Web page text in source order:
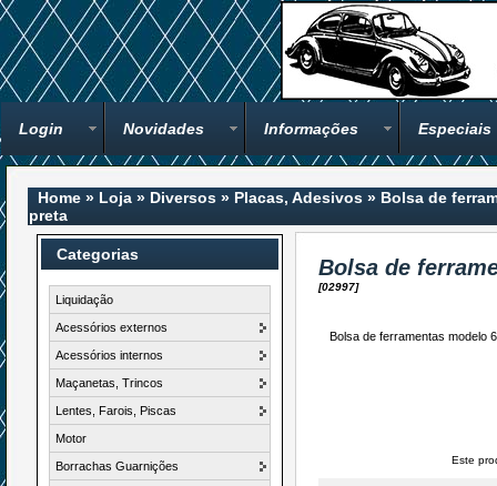
Login Novidades Informações Especiais
Home » Loja » Diversos » Placas, Adesivos » Bolsa de
preta
Categorias
Liquidação
Acessórios externos
Acessórios internos
Maçanetas, Trincos
Lentes, Farois, Piscas
Motor
Borrachas Guarnições
Bolsa de
[02997]
Bolsa de ferramentas modelo
Este